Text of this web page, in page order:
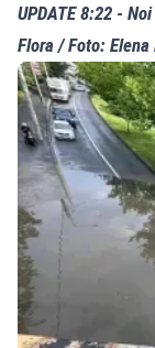
UPDATE 8:22 -
Flora / Foto: Elena